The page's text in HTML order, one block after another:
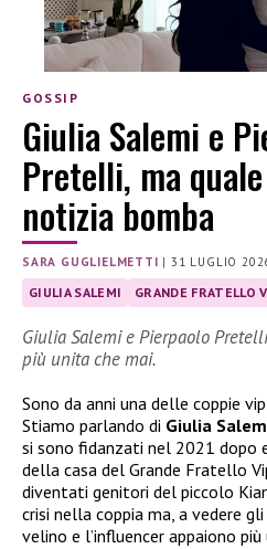
GOSSIP
Giulia Salemi e
Pretelli, ma
notizia bomba
SARA GUGLIELMETTI |31 LUGLIO
GIULIA SALEMI GRANDE FRATELLO
Giulia Salemi e Pierpaolo
più unita che mai.
Sono da anni una delle coppie
Stiamo parlando di Giulia
si sono fidanzati nel 2021 dopo
della casa del Grande Fratello
diventati genitori del piccolo
crisi nella coppia ma, a vedere
velino e l’influencer appaiono